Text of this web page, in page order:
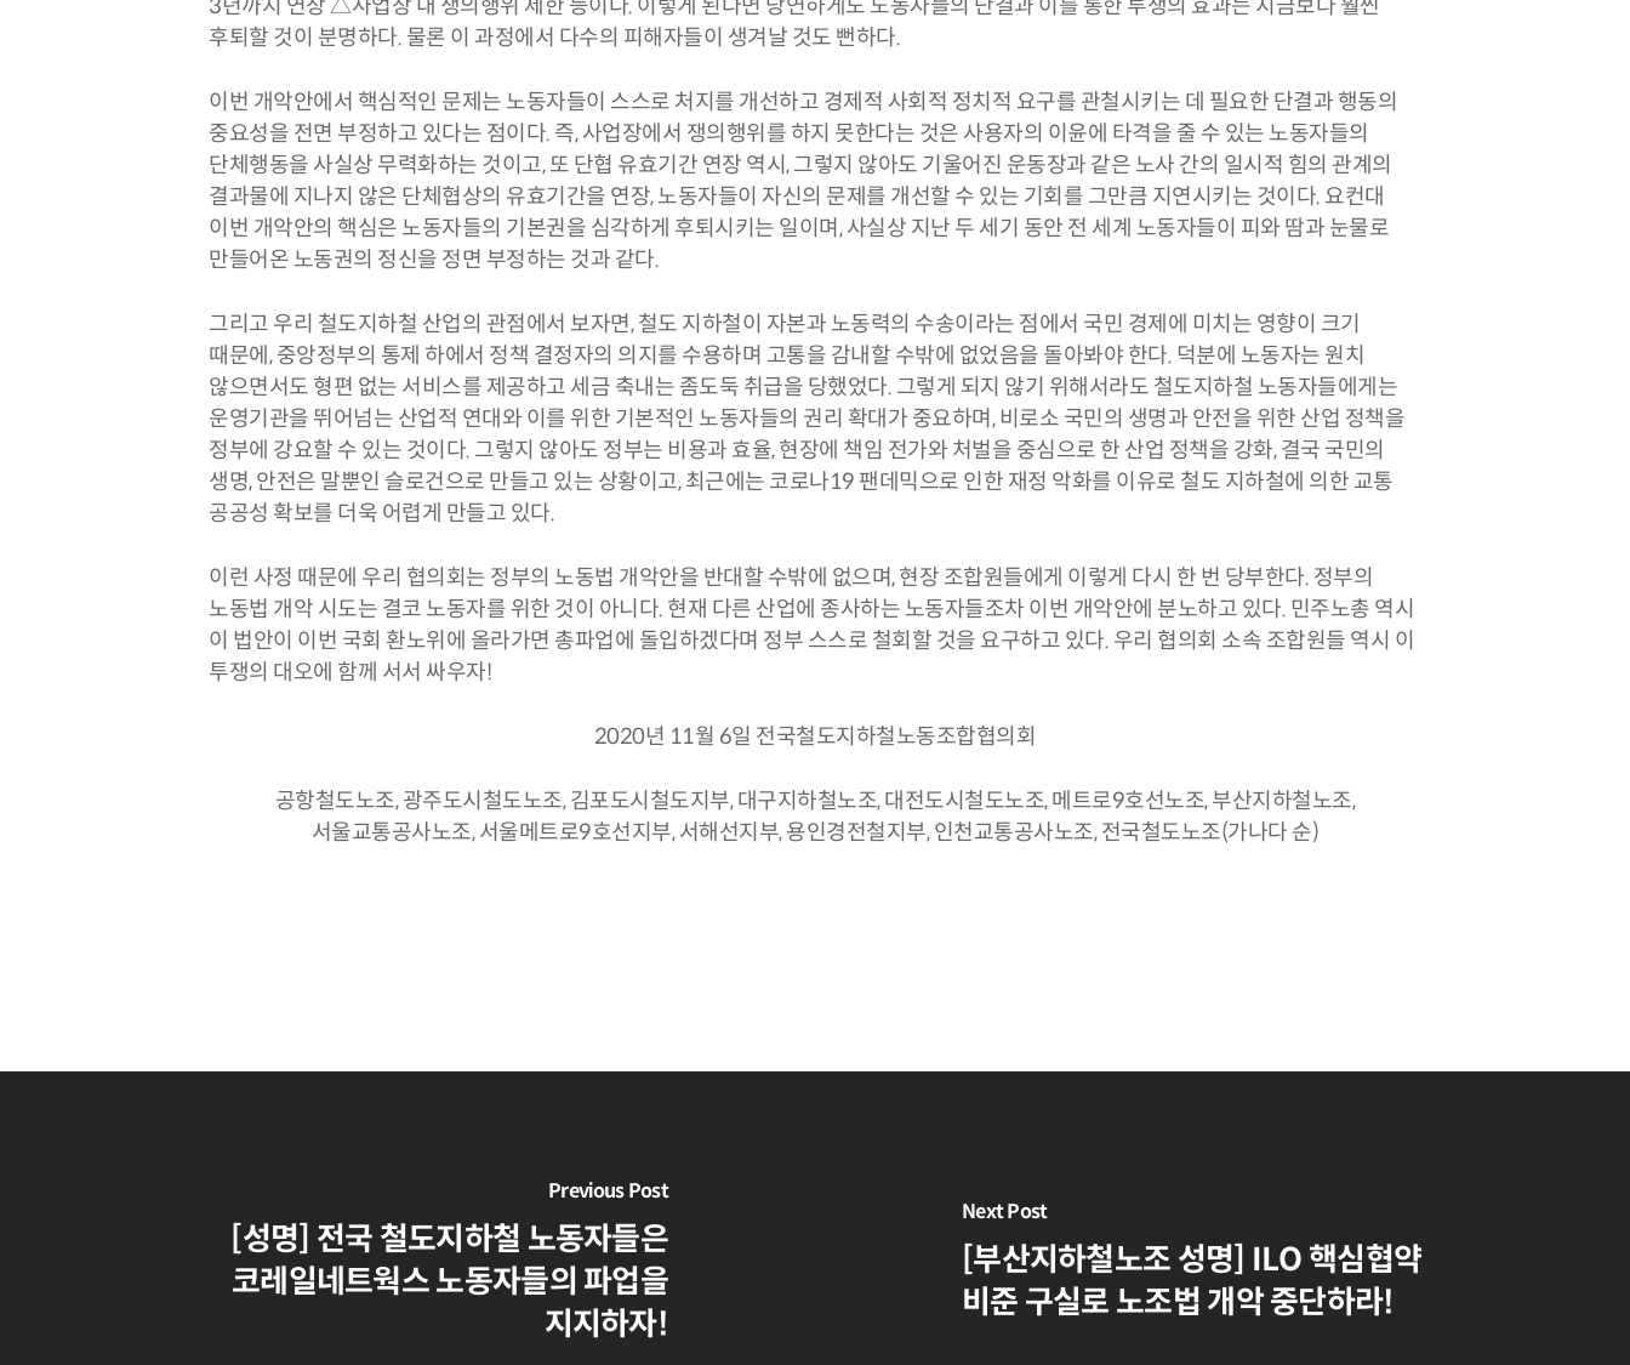
3년까지 연장 △사업장 내 쟁의행위 제한 등이다. 이렇게 된다면 당연하게도 노동자들의 단결과 이를 통한 투쟁의 효과는 지금보다 훨씬
후퇴할 것이 분명하다. 물론 이 과정에서 다수의 피해자들이 생겨날 것도 뻔하다.
이번 개악안에서 핵심적인 문제는 노동자들이 스스로 처지를 개선하고 경제적 사회적 정치적 요구를 관철시키는 데 필요한 단결과 행동의
중요성을 전면 부정하고 있다는 점이다. 즉, 사업장에서 쟁의행위를 하지 못한다는 것은 사용자의 이윤에 타격을 줄 수 있는 노동자들의
단체행동을 사실상 무력화하는 것이고, 또 단협 유효기간 연장 역시, 그렇지 않아도 기울어진 운동장과 같은 노사 간의 일시적 힘의 관계의
결과물에 지나지 않은 단체협상의 유효기간을 연장, 노동자들이 자신의 문제를 개선할 수 있는 기회를 그만큼 지연시키는 것이다. 요컨대
이번 개악안의 핵심은 노동자들의 기본권을 심각하게 후퇴시키는 일이며, 사실상 지난 두 세기 동안 전 세계 노동자들이 피와 땀과 눈물로
만들어온 노동권의 정신을 정면 부정하는 것과 같다.
그리고 우리 철도지하철 산업의 관점에서 보자면, 철도 지하철이 자본과 노동력의 수송이라는 점에서 국민 경제에 미치는 영향이 크기
때문에, 중앙정부의 통제 하에서 정책 결정자의 의지를 수용하며 고통을 감내할 수밖에 없었음을 돌아봐야 한다. 덕분에 노동자는 원치
않으면서도 형편 없는 서비스를 제공하고 세금 축내는 좀도둑 취급을 당했었다. 그렇게 되지 않기 위해서라도 철도지하철 노동자들에게는
운영기관을 뛰어넘는 산업적 연대와 이를 위한 기본적인 노동자들의 권리 확대가 중요하며, 비로소 국민의 생명과 안전을 위한 산업 정책을
정부에 강요할 수 있는 것이다. 그렇지 않아도 정부는 비용과 효율, 현장에 책임 전가와 처벌을 중심으로 한 산업 정책을 강화, 결국 국민의
생명, 안전은 말뿐인 슬로건으로 만들고 있는 상황이고, 최근에는 코로나19 팬데믹으로 인한 재정 악화를 이유로 철도 지하철에 의한 교통
공공성 확보를 더욱 어렵게 만들고 있다.
이런 사정 때문에 우리 협의회는 정부의 노동법 개악안을 반대할 수밖에 없으며, 현장 조합원들에게 이렇게 다시 한 번 당부한다. 정부의
노동법 개악 시도는 결코 노동자를 위한 것이 아니다. 현재 다른 산업에 종사하는 노동자들조차 이번 개악안에 분노하고 있다. 민주노총 역시
이 법안이 이번 국회 환노위에 올라가면 총파업에 돌입하겠다며 정부 스스로 철회할 것을 요구하고 있다. 우리 협의회 소속 조합원들 역시 이
투쟁의 대오에 함께 서서 싸우자!
2020년 11월 6일 전국철도지하철노동조합협의회
공항철도노조, 광주도시철도노조, 김포도시철도지부, 대구지하철노조, 대전도시철도노조, 메트로9호선노조, 부산지하철노조,
서울교통공사노조, 서울메트로9호선지부, 서해선지부, 용인경전철지부, 인천교통공사노조, 전국철도노조(가나다 순)
Previous Post
[성명] 전국 철도지하철 노동자들은
코레일네트웍스 노동자들의 파업을
지지하자!
Next Post
[부산지하철노조 성명] ILO 핵심협약
비준 구실로 노조법 개악 중단하라!